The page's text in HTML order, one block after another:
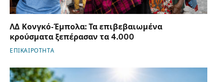
ΛΔ Κονγκό-Έμπολα: Τα επιβεβαιωμένα
κρούσματα ξεπέρασαν τα 4.000
ΕΠΙΚΑΙΡΟΤΗΤΑ